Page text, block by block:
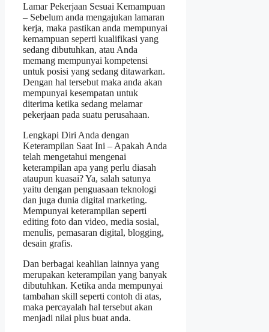
Lamar Pekerjaan Sesuai Kemampuan
– Sebelum anda mengajukan lamaran
kerja, maka pastikan anda mempunyai
kemampuan seperti kualifikasi yang
sedang dibutuhkan, atau Anda
memang mempunyai kompetensi
untuk posisi yang sedang ditawarkan.
Dengan hal tersebut maka anda akan
mempunyai kesempatan untuk
diterima ketika sedang melamar
pekerjaan pada suatu perusahaan.
Lengkapi Diri Anda dengan
Keterampilan Saat Ini – Apakah Anda
telah mengetahui mengenai
keterampilan apa yang perlu diasah
ataupun kuasai? Ya, salah satunya
yaitu dengan penguasaan teknologi
dan juga dunia digital marketing.
Mempunyai keterampilan seperti
editing foto dan video, media sosial,
menulis, pemasaran digital, blogging,
desain grafis.
Dan berbagai keahlian lainnya yang
merupakan keterampilan yang banyak
dibutuhkan. Ketika anda mempunyai
tambahan skill seperti contoh di atas,
maka percayalah hal tersebut akan
menjadi nilai plus buat anda.